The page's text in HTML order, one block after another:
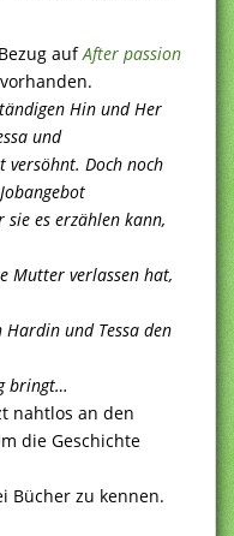
aufAfter passion
Hin und Her
und
versöhnt. Doch noch
es erzählen kann,
Mutter verlassen hat,
und Tessa den
bringt…
nahtlos an den
die Geschichte
Bücher zu kennen.